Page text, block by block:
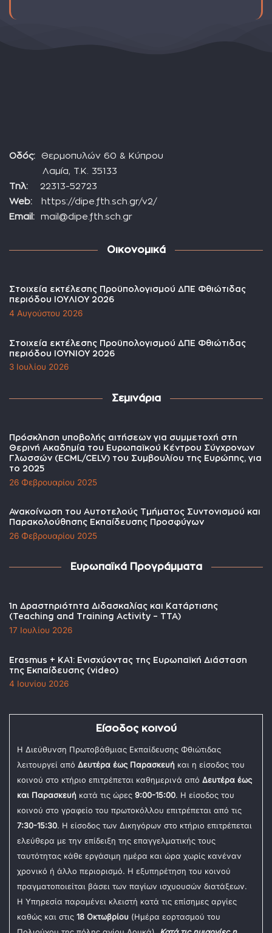
Οδός: Θερμοπυλών 60 & Κύπρου
Λαμία, Τ.Κ. 35133
Τηλ: 22313-52723
Web: https://dipe.fth.sch.gr/v2/
Email: mail@dipe.fth.sch.gr
Οικονομικά
Στοιχεία εκτέλεσης Προϋπολογισμού ΔΠΕ Φθιώτιδας
περιόδου ΙΟΥΛΙΟΥ 2026
4 Αυγούστου 2026
Στοιχεία εκτέλεσης Προϋπολογισμού ΔΠΕ Φθιώτιδας
περιόδου ΙΟΥΝΙΟΥ 2026
3 Ιουλίου 2026
Σεμινάρια
Πρόσκληση υποβολής αιτήσεων για συμμετοχή στη
Θερινή Ακαδημία του Ευρωπαϊκού Κέντρου Σύγχρονων
Γλωσσών (ECML/CELV) του Συμβουλίου της Ευρώπης, για
το 2025
26 Φεβρουαρίου 2025
Ανακοίνωση του Αυτοτελούς Τμήματος Συντονισμού και
Παρακολούθησης Εκπαίδευσης Προσφύγων
26 Φεβρουαρίου 2025
Ευρωπαϊκά Προγράμματα
1η Δραστηριότητα Διδασκαλίας και Κατάρτισης
(Teaching and Training Activity – TTA)
17 Ιουλίου 2026
Erasmus + KA1: Ενισχύοντας της Ευρωπαϊκή Διάσταση
της Εκπαίδευσης (video)
4 Ιουνίου 2026
Είσοδος κοινού
Η Διεύθυνση Πρωτοβάθμιας Εκπαίδευσης Φθιώτιδας
λειτουργεί από Δευτέρα έως Παρασκευή και η είσοδος του
κοινού στο κτήριο επιτρέπεται καθημερινά από Δευτέρα έως
και Παρασκευή κατά τις ώρες 9:00-15:00. Η είσοδος του
κοινού στο γραφείο του πρωτοκόλλου επιτρέπεται από τις
7:30-15:30. Η είσοδος των Δικηγόρων στο κτήριο επιτρέπεται
ελεύθερα με την επίδειξη της επαγγελματικής τους
ταυτότητας κάθε εργάσιμη ημέρα και ώρα χωρίς κανέναν
χρονικό ή άλλο περιορισμό. Η εξυπηρέτηση του κοινού
πραγματοποιείται βάσει των παγίων ισχυουσών διατάξεων.
Η Υπηρεσία παραμένει κλειστή κατά τις επίσημες αργίες
καθώς και στις 18 Οκτωβρίου (Ημέρα εορτασμού του